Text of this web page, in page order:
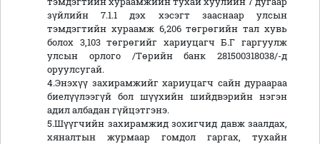
зүйлийн 7.1.1 дэх хэсэгт зааснаар улсын
тэмдэгтийн хураамж 6,206 төгрөгийн тал хувь
болох 3,103 төгрөгийг хариуцагч Б.Г гаргуулж
улсын орлого /Төрийн банк 281500318038/-д
оруулсугай.
4.Энэхүү захирамжийг хариуцагч сайн дураараа
биелүүлээгүй бол шүүхийн шийдвэрийн нэгэн
адил албадан гүйцэтгэнэ.
5.Шүүгчийн захирамжид зохигчид давж заалдах,
хяналтын журмаар гомдол гаргах, тухайн